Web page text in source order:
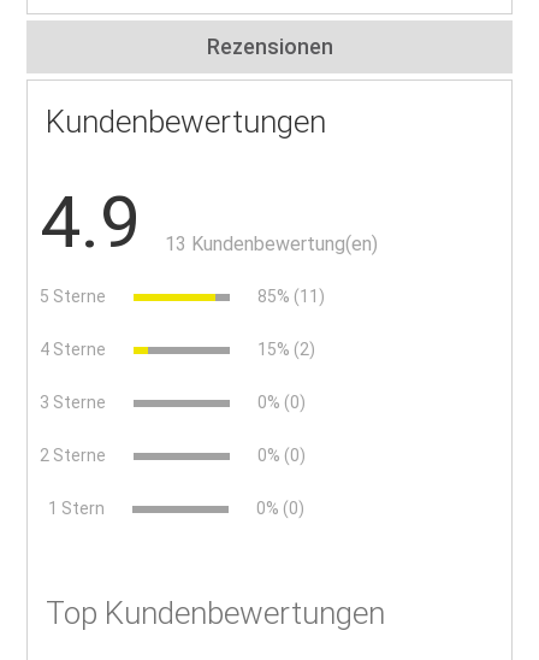
Rezensionen
Kundenbewertungen
4.9 13 Kundenbewertung(en)
5 Sterne 85% (11)
4 Sterne 15% (2)
3 Sterne 0% (0)
2 Sterne 0% (0)
1 Stern 0% (0)
Top Kundenbewertungen